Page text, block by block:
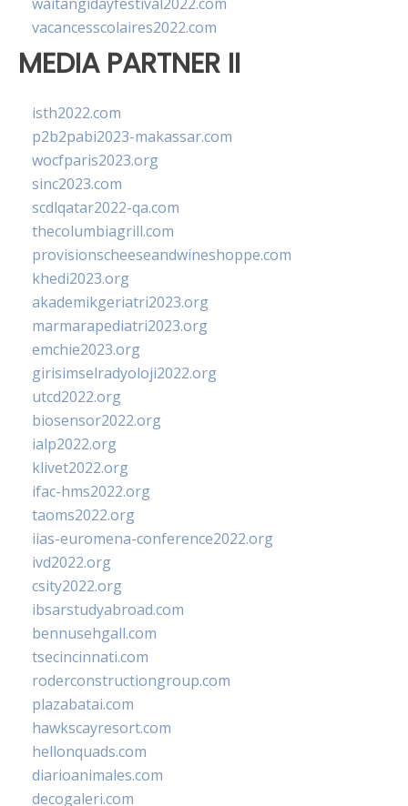
vacancesscolaires2022.com
MEDIA PARTNER II
isth2022.com
p2b2pabi2023-makassar.com
wocfparis2023.org
sinc2023.com
scdlqatar2022-qa.com
thecolumbiagrill.com
provisionscheeseandwineshoppe.com
khedi2023.org
akademikgeriatri2023.org
marmarapediatri2023.org
emchie2023.org
girisimselradyoloji2022.org
utcd2022.org
biosensor2022.org
ialp2022.org
klivet2022.org
ifac-hms2022.org
taoms2022.org
iias-euromena-conference2022.org
ivd2022.org
csity2022.org
ibsarstudyabroad.com
bennusehgall.com
tsecincinnati.com
roderconstructiongroup.com
plazabatai.com
hawkscayresort.com
hellonquads.com
diarioanimales.com
decogaleri.com